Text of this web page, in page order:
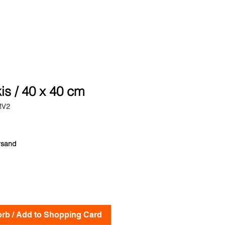
/ 40 x 40 cm
/ Add to Shopping Card